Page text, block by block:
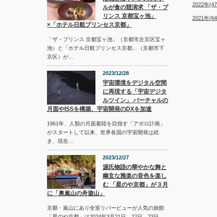
ルが食の競演求 「ザ・プ
リンス 京都宝ヶ池」
×「ホテル日航プリンセス京都」
「ザ・プリンス 京都宝ヶ池」（京都市左京区宝ヶ
池）と「ホテル日航プリンセス京都」（京都市下
京区）が…
2023/12/28
宇宙環境をデジタル空間
に再現する「宇宙デジタ
ルツイン」 バーチャルの
月面やISSを構築、宇宙開発のDXを加速
1961年、人類の月面着陸を目指す「アポロ計画」
がスタートして以来、世界各国の宇宙開発は続
き、現在…
2023/12/27
源氏物語の華やかな舞と
幽玄な雅楽の音色を楽し
む 「星のや京都」が３月
に「奥嵐山の舟遊山」
京都・嵐山にあり全室リバービューが人気の旅館
2022年
2021年